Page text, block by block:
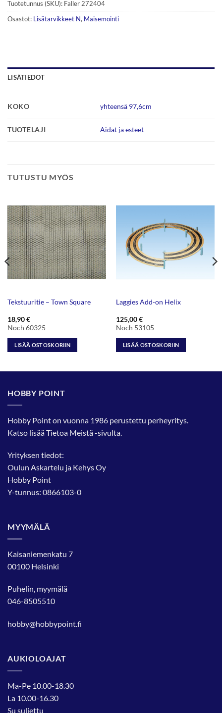
Tuotetunnus (SKU): Faller 272404
Osastot: Lisätarvikkeet N, Maisemointi
LISÄTIEDOT
KOKO yhteensä 97,6cm
TUOTELAJI Aidat ja esteet
TUTUSTU MYÖS
Tekstuuritie – Town Square
18,90€
Noch 60325
LISÄÄ OSTOSKORIIN
Laggies Add-on Helix
125,00€
Noch 53105
LISÄÄ OSTOSKORIIN
HOBBY POINT
Hobby Point on vuonna 1986 perustettu perheyritys.
Katso lisääTietoa Meistä-sivulta.
Yrityksen tiedot:
Oulun Askartelu ja Kehys Oy
Hobby Point
Y-tunnus: 0866103-0
MYYMÄLÄ
Kaisaniemenkatu 7
00100 Helsinki
Puhelin, myymälä
046-8505510
hobby@hobbypoint.fi
AUKIOLOAJAT
Ma-Pe 10.00-18.30
La 10.00-16.30
Su suljettu